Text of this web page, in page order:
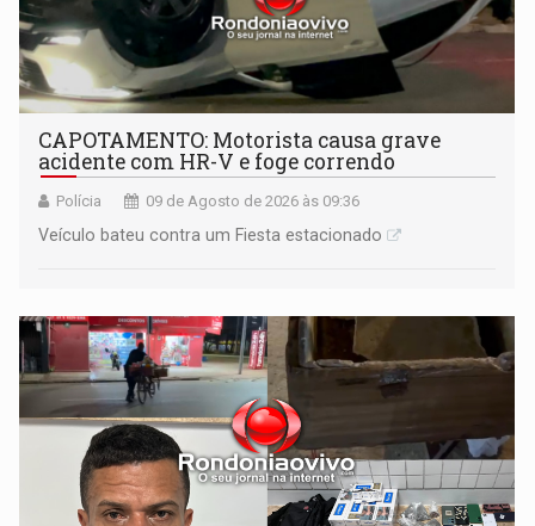
CAPOTAMENTO: Motorista causa grave
acidente com HR-V e foge correndo
Polícia 09 de Agosto de 2026 às 09:36
Veículo bateu contra um Fiesta estacionado